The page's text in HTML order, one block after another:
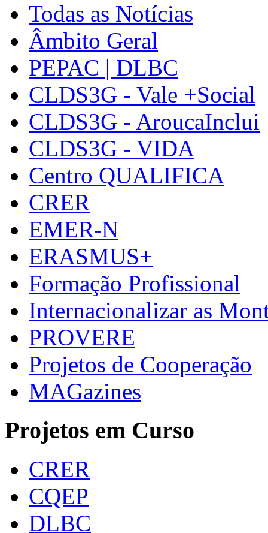
Todas as Notícias
Âmbito Geral
PEPAC | DLBC
CLDS3G - Vale +Social
CLDS3G - AroucaInclui
CLDS3G - VIDA
Centro QUALIFICA
CRER
EMER-N
ERASMUS+
Formação Profissional
Internacionalizar as
PROVERE
Projetos de Cooperação
MAGazines
Projetos em Curso
CRER
CQEP
DLBC